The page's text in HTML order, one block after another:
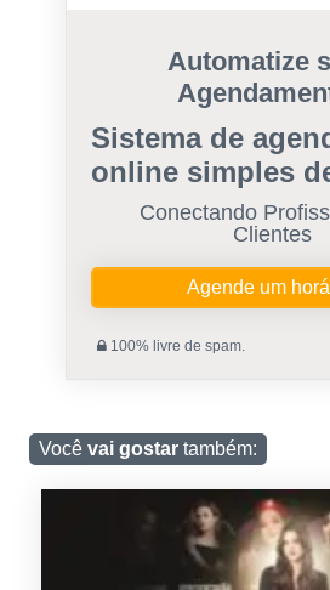
Automatize
Sistema de
online simples
Conectando
Clientes
Agende um
100% livre de spam.
Você vai gostartambém: